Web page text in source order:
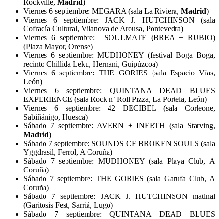
Rockville, Madrid)
Viernes 6 septiembre: MEGARA (sala La Riviera, Madrid)
Viernes 6 septiembre: JACK J. HUTCHINSON (sala
Cofradía Cultural, Vilanova de Arousa, Pontevedra)
Viernes 6 septiembre:
SOULMATE (BREA + RUBIO)
(Plaza Mayor, Orense)
Viernes 6 septiembre: MUDHONEY (festival Boga Boga,
recinto Chillida Leku, Hernani, Guipúzcoa)
Viernes 6 septiembre: THE GORIES (sala Espacio Vías,
León)
Viernes 6 septiembre: QUINTANA DEAD BLUES
EXPERIENCE (sala Rock n’ Roll Pizza, La Portela, León)
Viernes 6 septiembre: 42 DECIBEL (sala Corleone,
Sabiñánigo, Huesca)
Sábado 7 septiembre: AVERN + INERTH (sala Starving,
Madrid)
Sábado 7 septiembre: SOUNDS OF BROKEN SOULS (sala
Yggdrasil, Ferrol, A Coruña)
Sábado 7 septiembre: MUDHONEY (sala Playa Club, A
Coruña)
Sábado 7 septiembre: THE GORIES (sala Garufa Club, A
Coruña)
Sábado 7 septiembre: JACK J. HUTCHINSON matinal
(Garitosis Fest, Sarriá, Lugo)
Sábado 7 septiembre: QUINTANA DEAD BLUES